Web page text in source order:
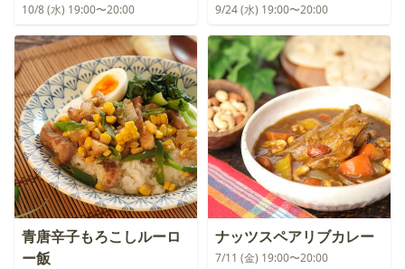
10/8 (水) 19:00〜20:00 9/24 (水) 19:00〜20:00
青唐辛子もろこしルーロ
ー飯
ナッツスペアリブカレー
7/11 (金) 19:00〜20:00